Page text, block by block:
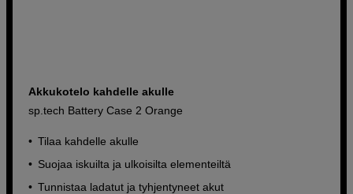
Akkukotelo kahdelle akulle
sp.tech Battery Case 2 Orange
Tilaa kahdelle akulle
Suojaa iskuilta ja ulkoisilta elementeiltä
Tunnistaa ladatut ja tyhjentyneet akut